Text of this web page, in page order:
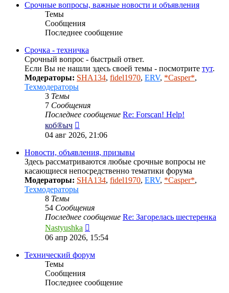
Срочные вопросы, важные новости и объявления
Темы
Сообщения
Последнее сообщение
Срочка - техничка
Срочный вопрос - быстрый ответ.
Если Вы не нашли здесь своей темы - посмотрите тут.
Модераторы: SHA134, fidel1970, ERV, *Casper*,
Техмодераторы
3 Темы
7 Сообщения
Последнее сообщение Re: Forscan! Help!
коб®ыч
к
сообщению
04 авг 2026, 21:06
Новости, объявления, призывы
Здесь рассматриваются любые срочные вопросы не
касающиеся непосредственно тематики форума
Модераторы: SHA134, fidel1970, ERV, *Casper*,
Техмодераторы
8 Темы
54 Сообщения
Последнее сообщение Re: Загорелась шестеренка
Nastyushka
к
сообщению
06 апр 2026, 15:54
Технический форум
Темы
Сообщения
Последнее сообщение